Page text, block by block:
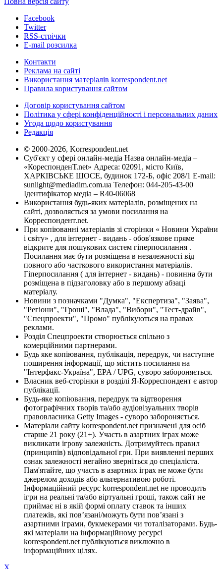
Facebook
Twitter
RSS-стрічки
E-mail розсилка
Контакти
Реклама на сайті
Використання матеріалів korrespondent.net
Правила користування сайтом
Договір користування сайтом
Політика у сфері конфіденційності і персональних даних
Угода щодо користування
Редакція
© 2000-2026, Korrespondent.net
Суб'єкт у сфері онлайн-медіа Назва онлайн-медіа –
«КореспонденТ.net» Адреса: 02091, місто Київ,
ХАРКІВСЬКЕ ШОСЕ, будинок 172-Б, офіс 208/1 E-mail:
sunlight@mediadim.com.ua Телефон: 044-205-43-00
Ідентифікатор медіа – R40-06068
Використання будь-яких матеріалів, розміщених на
сайті, дозволяється за умови посилання на
Корреспондент.net.
При копіюванні матеріалів зі сторінки « Новини України
і світу» , для інтернет - видань - обов'язкове пряме
відкрите для пошукових систем гіперпосилання .
Посилання має бути розміщена в незалежності від
повного або часткового використання матеріалів.
Гіперпосилання ( для інтернет - видань) - повинна бути
розміщена в підзаголовку або в першому абзаці
матеріалу.
Новини з позначками "Думка", "Експертиза", "Заява",
"Регіони", "Гроші", "Влада", "Вибори", "Тест-драйв",
"Спецпроекти", "Промо" публікуються на правах
реклами.
Розділ Спецпроекти створюється спільно з
комерційними партнерами.
Будь яке копіювання, публікація, передрук, чи наступне
поширення інформації, що містить посилання на
"Інтерфакс-Україна", EPA / UPG, суворо забороняється.
Власник веб-сторінки в розділі Я-Корреспондент є автор
публікації.
Будь-яке копіювання, передрук та відтворення
фотографічних творів та/або аудіовізуальних творів
правовласника Getty Images - суворо забороняється.
Матеріали сайту korrespondent.net призначені для осіб
старше 21 року (21+). Участь в азартних іграх може
викликати ігрову залежність. Дотримуйтесь правил
(принципів) відповідальної гри. При виявленні перших
ознак залежності негайно зверніться до спеціаліста.
Пам'ятайте, що участь в азартних іграх не може бути
джерелом доходів або альтернативою роботі.
Інформаційний ресурс korrespondent.net не проводить
ігри на реальні та/або віртуальні гроші, також сайт не
приймає ні в якій формі оплату ставок та інших
платежів, які пов’язані/можуть бути пов’язані з
азартними іграми, букмекерами чи тоталізаторами. Будь-
які матеріали на інформаційному ресурсі
korrespondent.net публікуються виключно в
інформаційних цілях.
X